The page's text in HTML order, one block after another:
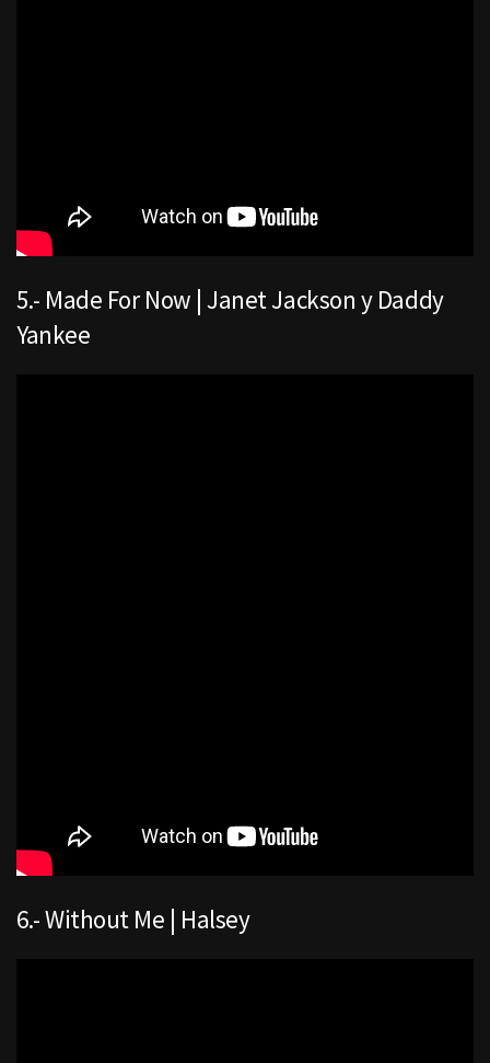
5.- Made For Now | Janet Jackson y Daddy
Yankee
6.- Without Me | Halsey